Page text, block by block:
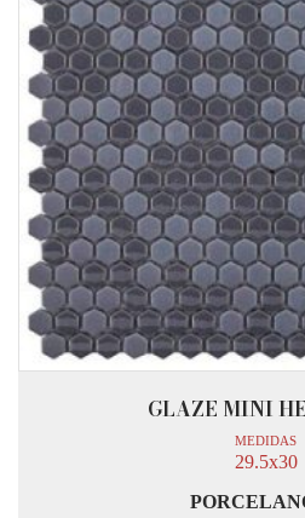
GLAZE MINI
MEDIDAS
29.5x30